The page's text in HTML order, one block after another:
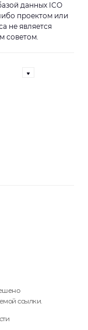
данных ICO
проектом или
не является
советом.
ссылки.